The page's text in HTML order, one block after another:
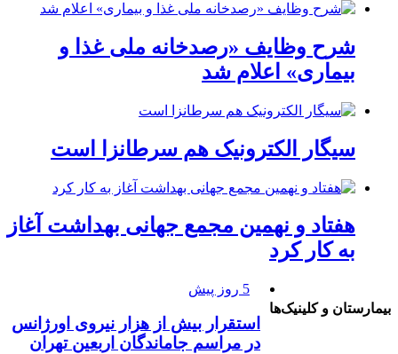
شرح وظایف «رصدخانه ملی غذا و
بیماری» اعلام شد
سیگار الکترونیک هم سرطانزا است
هفتاد و نهمین مجمع جهانی بهداشت آغاز
به کار کرد
بیمارستان و کلینیک‌ها
5 روز پیش
استقرار بیش از هزار نیروی اورژانس
در مراسم جاماندگان اربعین تهران